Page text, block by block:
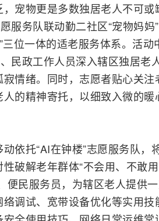
宠物更是多数独居老人不可或
服务队联动勤二社区“宠物妈妈
位一体的适老服务体系。活动
民政工作人员深入辖区独居老人
情绪。同时，志愿者贴心关注
的精神寄托，以细致入微的暖
依托“AI在钟楼”志愿服务队，
破解老年群体“不会用、不敢
便民服务员，为辖区老人提供
络调试、 宽带设备优化等实用技